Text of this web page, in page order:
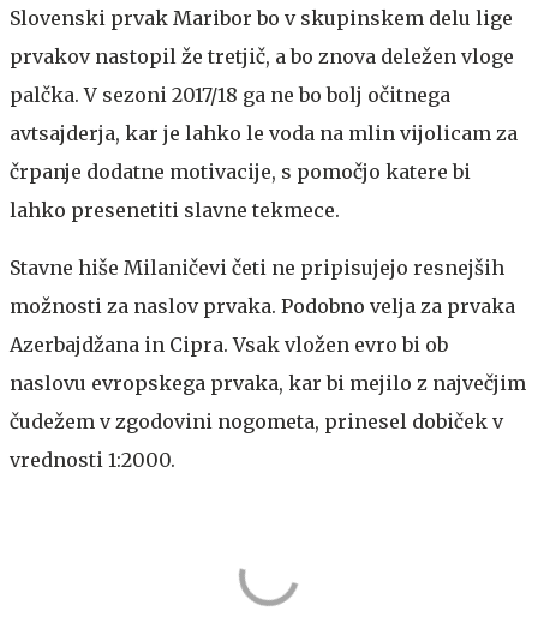
Slovenski prvak Maribor bo v skupinskem delu lige
prvakov nastopil že tretjič, a bo znova deležen vloge
palčka. V sezoni 2017/18 ga ne bo bolj očitnega
avtsajderja, kar je lahko le voda na mlin vijolicam za
črpanje dodatne motivacije, s pomočjo katere bi
lahko presenetiti slavne tekmece.
Stavne hiše Milaničevi četi ne pripisujejo resnejših
možnosti za naslov prvaka. Podobno velja za prvaka
Azerbajdžana in Cipra. Vsak vložen evro bi ob
naslovu evropskega prvaka, kar bi mejilo z največjim
čudežem v zgodovini nogometa, prinesel dobiček v
vrednosti 1:2000.